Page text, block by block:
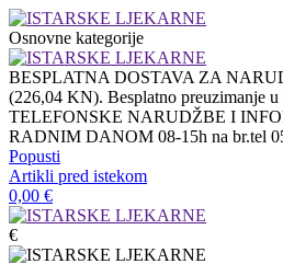
Osnovne kategorije
BESPLATNA DOSTAVA ZA
(226,04 KN). Besplatno preuzimanje u
TELEFONSKE NARUDŽBE I
RADNIM DANOM 08-15h na br.tel
Popusti
Artikli pred istekom
0,00 €
€